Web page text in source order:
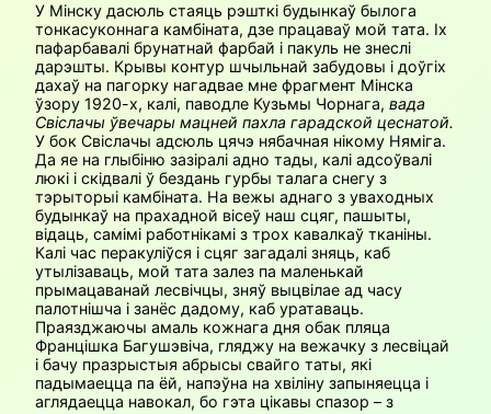
У Мінску дасюль стаяць рэшткі будынкаў былога
тонкасуконнага камбіната, дзе працаваў мой тата. Іх
пафарбавалі брунатнай фарбай і пакуль не знеслі
дарэшты. Крывы контур шчыльнай забудовы і доўгіх
дахаў на пагорку нагадвае мне фрагмент Мінска
ўзору 1920-х, калі, паводле Кузьмы Чорнага, вада
Свіслачы ўвечары мацней пахла гарадской цеснатой.
У бок Свіслачы адсюль цячэ нябачная нікому Няміга.
Да яе на глыбіню зазіралі адно тады, калі адсоўвалі
люкі і скідвалі ў бездань гурбы талага снегу з
тэрыторыі камбіната. На вежы аднаго з уваходных
будынкаў на прахадной вісеў наш сцяг, пашыты,
відаць, самімі работнікамі з трох кавалкаў тканіны.
Калі час перакуліўся і сцяг загадалі зняць, каб
утылізаваць, мой тата залез па маленькай
прымацаванай лесвічцы, зняў выцвілае ад часу
палотнішча і занёс дадому, каб уратаваць.
Праязджаючы амаль кожнага дня обак пляца
Францішка Багушэвіча, гляджу на вежачку з лесвіцай
і бачу празрыстыя абрысы свайго таты, які
падымаецца па ёй, напэўна на хвіліну запыняецца і
аглядаецца навокал, бо гэта цікавы спазор – з